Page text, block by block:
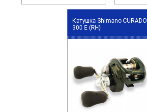
Катушка Shimano CURADO
300 E (RH)